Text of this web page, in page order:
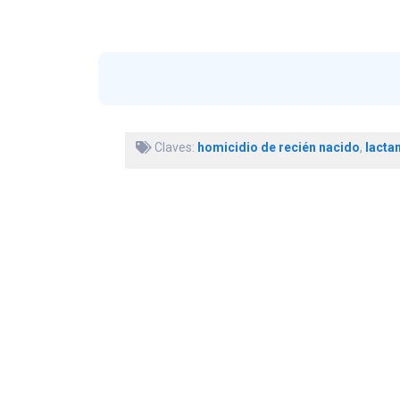
Claves: homicidio de recién nacido,